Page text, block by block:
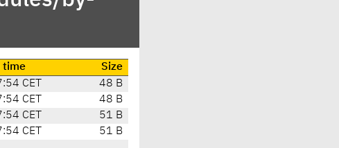
time
Size
CET
48 B
CET
48 B
CET
51 B
CET
51 B